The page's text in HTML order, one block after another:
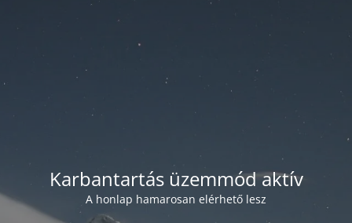
Karbantartás üzemmód aktív
A honlap hamarosan elérhető lesz